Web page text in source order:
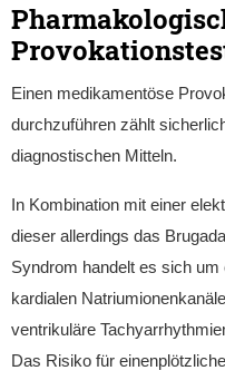
Einen medikamentöse
durchzuführen zählt
diagnostischen Mitteln.
In Kombination mit einer
dieser allerdings das
Syndrom handelt es sich um
kardialen Natriumionenkanäle
ventrikuläre
Das Risiko für